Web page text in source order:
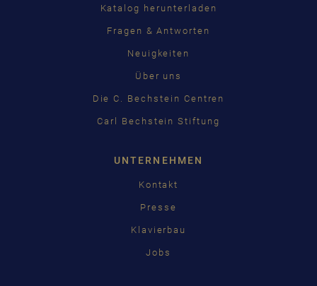
Katalog herunterladen
Fragen & Antworten
Neuigkeiten
Über uns
Die C. Bechstein Centren
Carl Bechstein Stiftung
UNTERNEHMEN
Kontakt
Presse
Klavierbau
Jobs